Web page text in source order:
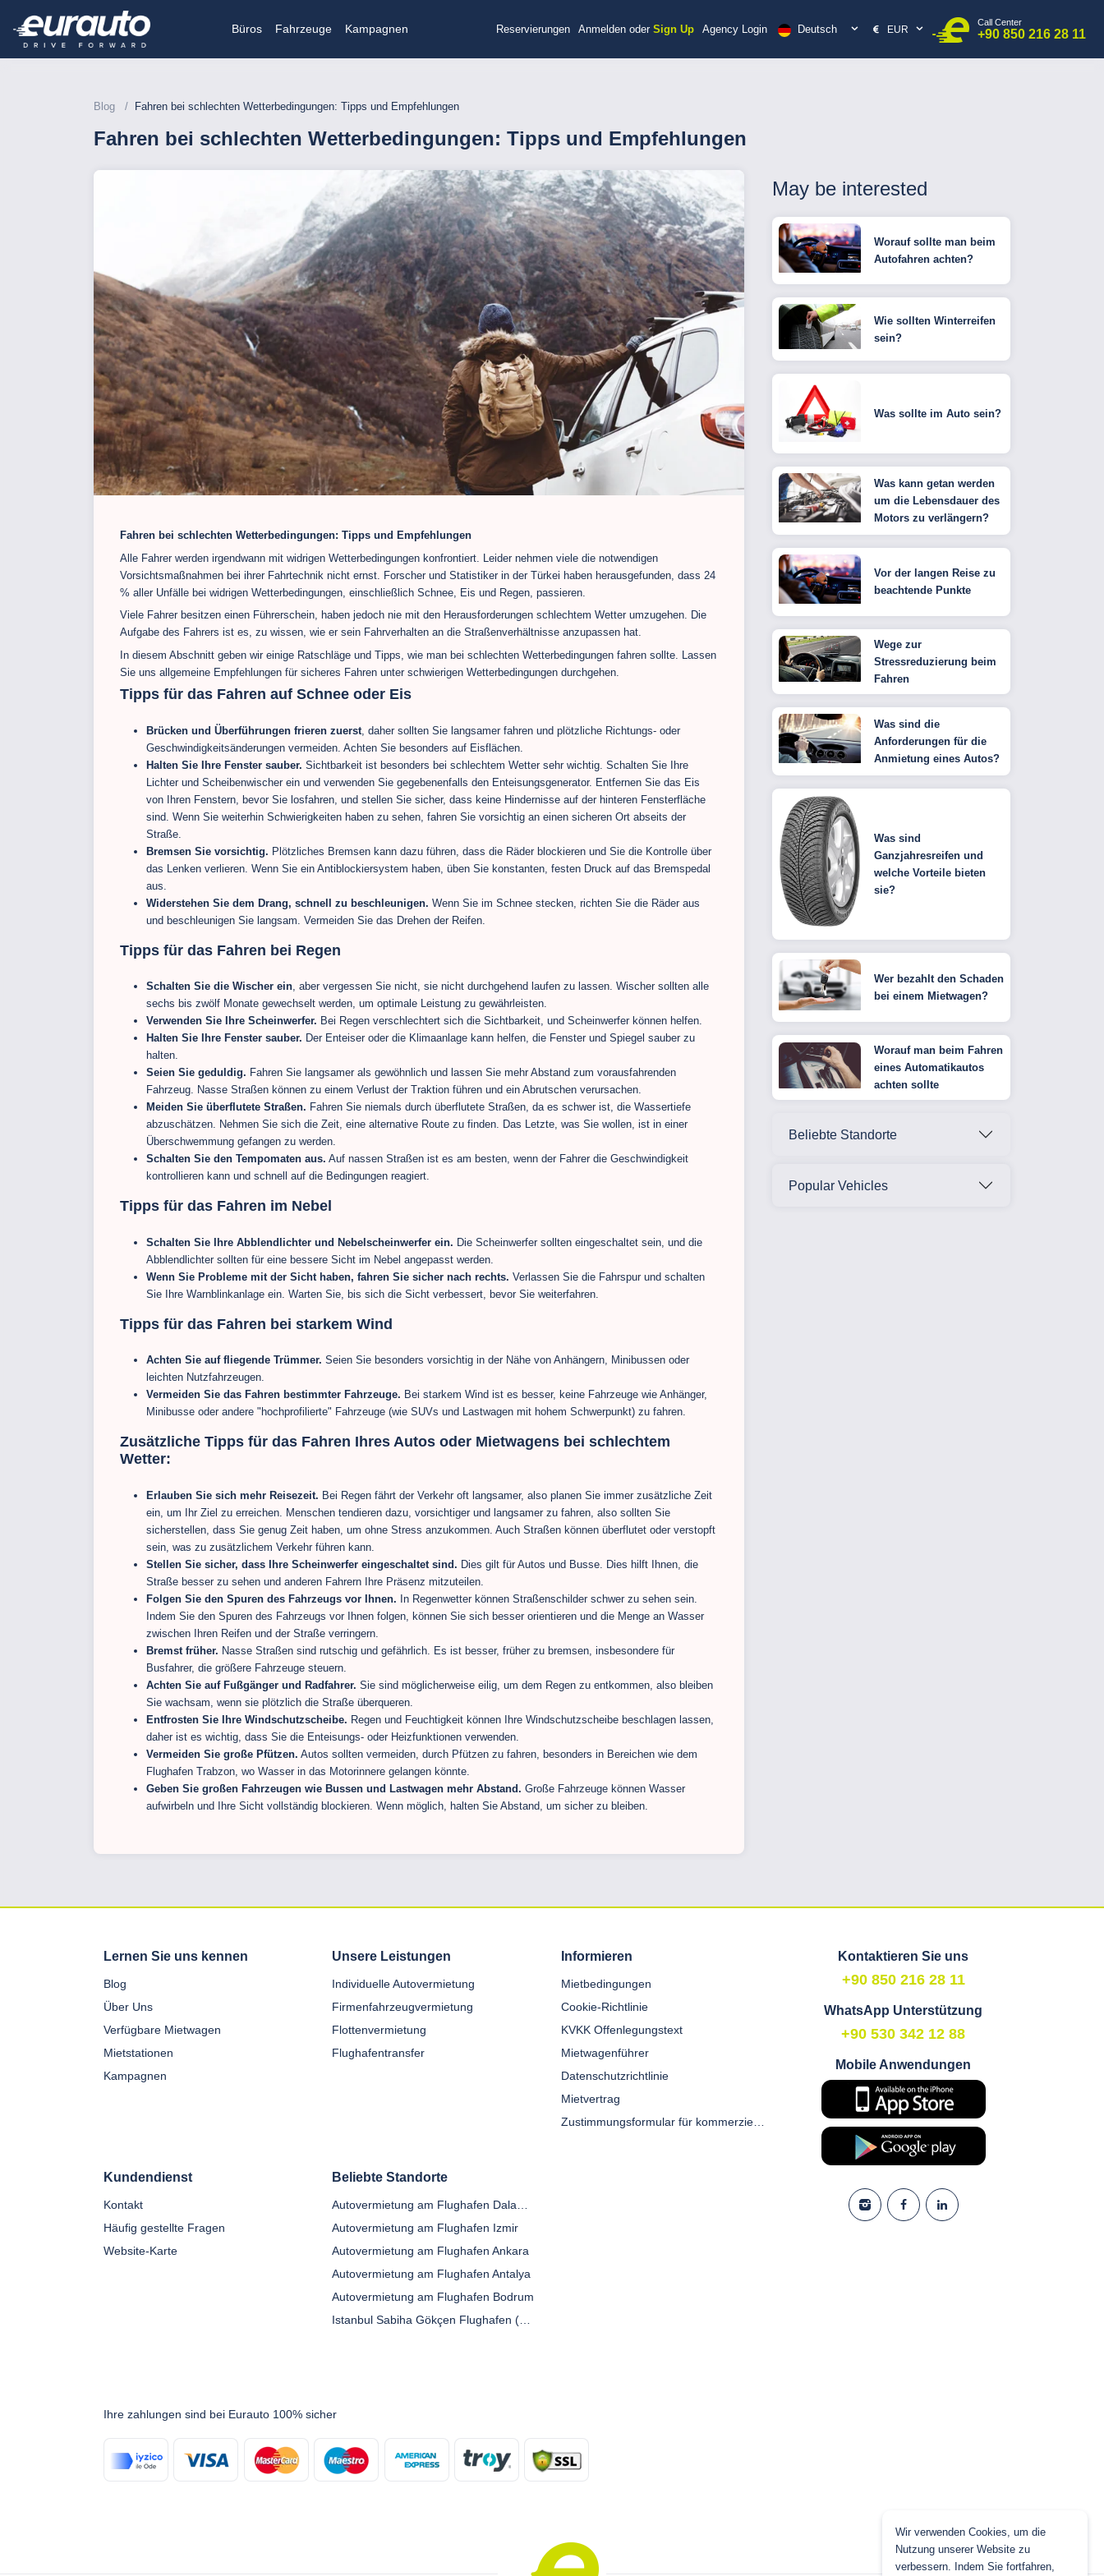
Reservierungen Anmelden oder Sign Up Agency Login Deutsch EUR
Call Center
+90 850 216 28 11
Büros Fahrzeuge Kampagnen
Blog Fahren bei schlechten Wetterbedingungen: Tipps und Empfehlungen
Fahren bei schlechten Wetterbedingungen: Tipps und Empfehlungen
Fahren bei schlechten Wetterbedingungen: Tipps und Empfehlungen
Alle Fahrer werden irgendwann mit widrigen Wetterbedingungen konfrontiert. Leider nehmen viele die notwendigen
Vorsichtsmaßnahmen bei ihrer Fahrtechnik nicht ernst. Forscher und Statistiker in der Türkei haben herausgefunden, dass 24
% aller Unfälle bei widrigen Wetterbedingungen, einschließlich Schnee, Eis und Regen, passieren.
Viele Fahrer besitzen einen Führerschein, haben jedoch nie mit den Herausforderungen schlechtem Wetter umzugehen. Die
Aufgabe des Fahrers ist es, zu wissen, wie er sein Fahrverhalten an die Straßenverhältnisse anzupassen hat.
In diesem Abschnitt geben wir einige Ratschläge und Tipps, wie man bei schlechten Wetterbedingungen fahren sollte. Lassen
Sie uns allgemeine Empfehlungen für sicheres Fahren unter schwierigen Wetterbedingungen durchgehen.
Tipps für das Fahren auf Schnee oder Eis
Brücken und Überführungen frieren zuerst , daher sollten Sie langsamer fahren und plötzliche Richtungs- oder
Geschwindigkeitsänderungen vermeiden. Achten Sie besonders auf Eisflächen.
Halten Sie Ihre Fenster sauber. Sichtbarkeit ist besonders bei schlechtem Wetter sehr wichtig. Schalten Sie Ihre
Lichter und Scheibenwischer ein und verwenden Sie gegebenenfalls den Enteisungsgenerator. Entfernen Sie das Eis
von Ihren Fenstern, bevor Sie losfahren, und stellen Sie sicher, dass keine Hindernisse auf der hinteren Fensterfläche
sind. Wenn Sie weiterhin Schwierigkeiten haben zu sehen, fahren Sie vorsichtig an einen sicheren Ort abseits der
Straße.
Bremsen Sie vorsichtig. Plötzliches Bremsen kann dazu führen, dass die Räder blockieren und Sie die Kontrolle über
das Lenken verlieren. Wenn Sie ein Antiblockiersystem haben, üben Sie konstanten, festen Druck auf das Bremspedal
aus.
Widerstehen Sie dem Drang, schnell zu beschleunigen. Wenn Sie im Schnee stecken, richten Sie die Räder aus
und beschleunigen Sie langsam. Vermeiden Sie das Drehen der Reifen.
Tipps für das Fahren bei Regen
Schalten Sie die Wischer ein, aber vergessen Sie nicht, sie nicht durchgehend laufen zu lassen. Wischer sollten alle
sechs bis zwölf Monate gewechselt werden, um optimale Leistung zu gewährleisten.
Verwenden Sie Ihre Scheinwerfer. Bei Regen verschlechtert sich die Sichtbarkeit, und Scheinwerfer können helfen.
Halten Sie Ihre Fenster sauber. Der Enteiser oder die Klimaanlage kann helfen, die Fenster und Spiegel sauber zu
halten.
Seien Sie geduldig. Fahren Sie langsamer als gewöhnlich und lassen Sie mehr Abstand zum vorausfahrenden
Fahrzeug. Nasse Straßen können zu einem Verlust der Traktion führen und ein Abrutschen verursachen.
Meiden Sie überflutete Straßen. Fahren Sie niemals durch überflutete Straßen, da es schwer ist, die Wassertiefe
abzuschätzen. Nehmen Sie sich die Zeit, eine alternative Route zu finden. Das Letzte, was Sie wollen, ist in einer
Überschwemmung gefangen zu werden.
Schalten Sie den Tempomaten aus. Auf nassen Straßen ist es am besten, wenn der Fahrer die Geschwindigkeit
kontrollieren kann und schnell auf die Bedingungen reagiert.
Tipps für das Fahren im Nebel
Schalten Sie Ihre Abblendlichter und Nebelscheinwerfer ein. Die Scheinwerfer sollten eingeschaltet sein, und die
Abblendlichter sollten für eine bessere Sicht im Nebel angepasst werden.
Wenn Sie Probleme mit der Sicht haben, fahren Sie sicher nach rechts. Verlassen Sie die Fahrspur und schalten
Sie Ihre Warnblinkanlage ein. Warten Sie, bis sich die Sicht verbessert, bevor Sie weiterfahren.
Tipps für das Fahren bei starkem Wind
Achten Sie auf fliegende Trümmer. Seien Sie besonders vorsichtig in der Nähe von Anhängern, Minibussen oder
leichten Nutzfahrzeugen.
Vermeiden Sie das Fahren bestimmter Fahrzeuge. Bei starkem Wind ist es besser, keine Fahrzeuge wie Anhänger,
Minibusse oder andere "hochprofilierte" Fahrzeuge (wie SUVs und Lastwagen mit hohem Schwerpunkt) zu fahren.
Zusätzliche Tipps für das Fahren Ihres Autos oder Mietwagens bei schlechtem
Wetter:
Erlauben Sie sich mehr Reisezeit. Bei Regen fährt der Verkehr oft langsamer, also planen Sie immer zusätzliche Zeit
ein, um Ihr Ziel zu erreichen. Menschen tendieren dazu, vorsichtiger und langsamer zu fahren, also sollten Sie
sicherstellen, dass Sie genug Zeit haben, um ohne Stress anzukommen. Auch Straßen können überflutet oder verstopft
sein, was zu zusätzlichem Verkehr führen kann.
Stellen Sie sicher, dass Ihre Scheinwerfer eingeschaltet sind. Dies gilt für Autos und Busse. Dies hilft Ihnen, die
Straße besser zu sehen und anderen Fahrern Ihre Präsenz mitzuteilen.
Folgen Sie den Spuren des Fahrzeugs vor Ihnen. In Regenwetter können Straßenschilder schwer zu sehen sein.
Indem Sie den Spuren des Fahrzeugs vor Ihnen folgen, können Sie sich besser orientieren und die Menge an Wasser
zwischen Ihren Reifen und der Straße verringern.
Bremst früher. Nasse Straßen sind rutschig und gefährlich. Es ist besser, früher zu bremsen, insbesondere für
Busfahrer, die größere Fahrzeuge steuern.
Achten Sie auf Fußgänger und Radfahrer. Sie sind möglicherweise eilig, um dem Regen zu entkommen, also bleiben
Sie wachsam, wenn sie plötzlich die Straße überqueren.
Entfrosten Sie Ihre Windschutzscheibe. Regen und Feuchtigkeit können Ihre Windschutzscheibe beschlagen lassen,
daher ist es wichtig, dass Sie die Enteisungs- oder Heizfunktionen verwenden.
Vermeiden Sie große Pfützen. Autos sollten vermeiden, durch Pfützen zu fahren, besonders in Bereichen wie dem
Flughafen Trabzon, wo Wasser in das Motorinnere gelangen könnte.
Geben Sie großen Fahrzeugen wie Bussen und Lastwagen mehr Abstand. Große Fahrzeuge können Wasser
aufwirbeln und Ihre Sicht vollständig blockieren. Wenn möglich, halten Sie Abstand, um sicher zu bleiben.
May be interested
Worauf sollte man beim
Autofahren achten?
Wie sollten Winterreifen
sein?
Was sollte im Auto sein?
Was kann getan werden
um die Lebensdauer des
Motors zu verlängern?
Vor der langen Reise zu
beachtende Punkte
Wege zur
Stressreduzierung beim
Fahren
Was sind die
Anforderungen für die
Anmietung eines Autos?
Was sind
Ganzjahresreifen und
welche Vorteile bieten
sie?
Wer bezahlt den Schaden
bei einem Mietwagen?
Worauf man beim Fahren
eines Automatikautos
achten sollte
Beliebte Standorte
Popular Vehicles
Lernen Sie uns kennen
Blog
Über Uns
Verfügbare Mietwagen
Mietstationen
Kampagnen
Unsere Leistungen
Individuelle Autovermietung
Firmenfahrzeugvermietung
Flottenvermietung
Flughafentransfer
Informieren
Mietbedingungen
Cookie-Richtlinie
KVKK Offenlegungstext
Mietwagenführer
Datenschutzrichtlinie
Mietvertrag
Zustimmungsformular für kommerzielle elektronische Kommunikation und Marketing
Kundendienst
Kontakt
Häufig gestellte Fragen
Website-Karte
Beliebte Standorte
Autovermietung am Flughafen Dalaman
Autovermietung am Flughafen Izmir
Autovermietung am Flughafen Ankara
Autovermietung am Flughafen Antalya
Autovermietung am Flughafen Bodrum
Istanbul Sabiha Gökçen Flughafen (SAW)
Kontaktieren Sie uns
+90 850 216 28 11
WhatsApp Unterstützung
+90 530 342 12 88
Mobile Anwendungen
Ihre zahlungen sind bei Eurauto 100% sicher
Wir verwenden Cookies, um die
Nutzung unserer Website zu
verbessern. Indem Sie fortfahren,